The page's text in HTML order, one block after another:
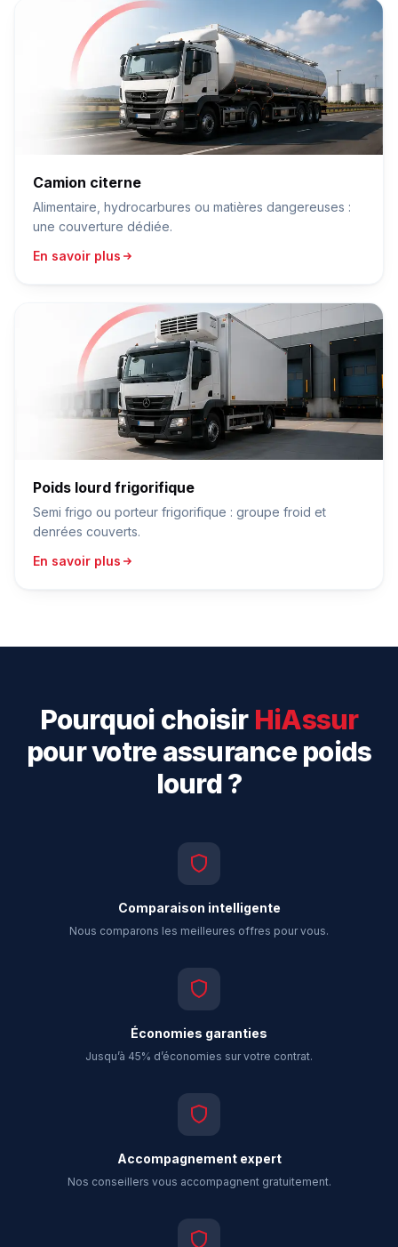
Camion citerne
Alimentaire, hydrocarbures ou matières dangereuses :
une couverture dédiée.
En savoir plus
Poids lourd frigorifique
Semi frigo ou porteur frigorifique : groupe froid et
denrées couverts.
En savoir plus
Pourquoi choisir HiAssur
pour votre assurance poids
lourd ?
Comparaison intelligente
Nous comparons les meilleures offres pour vous.
Économies garanties
Jusqu’à 45% d’économies sur votre contrat.
Accompagnement expert
Nos conseillers vous accompagnent gratuitement.